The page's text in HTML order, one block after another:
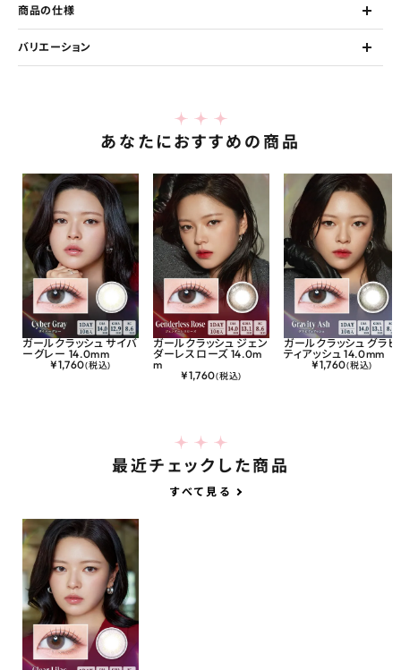
商品の仕様
バリエーション
あなたにおすすめの商品
ガールクラッシュ サイバ
ーグレー 14.0mm
¥1,760(税込)
ガールクラッシュ ジェン
ダーレスローズ 14.0m
m
¥1,760(税込)
ガールクラッシュ グラビ
ティアッシュ 14.0mm
¥1,760(税込)
最近チェックした商品
すべて見る